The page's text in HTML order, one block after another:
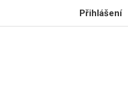
Přihlášení